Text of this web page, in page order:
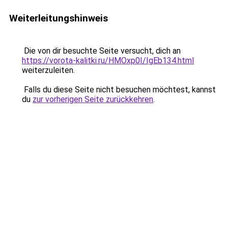
Weiterleitungshinweis
Die von dir besuchte Seite versucht, dich an
https://vorota-kalitki.ru/HMOxp0I/IgEb134.html
weiterzuleiten.
Falls du diese Seite nicht besuchen möchtest, kannst
du zur vorherigen Seite zurückkehren.